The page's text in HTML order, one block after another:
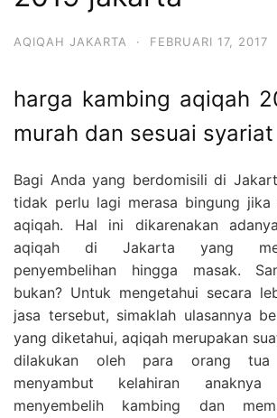
6713
AQIQAH JAKARTA · FEBRUARI 17, 2017
harga kambing aqiqah
murah dan sesuai syariat
Bagi Anda yang berdomisili di
tidak perlu lagi merasa bingung jika
aqiqah. Hal ini dikarenakan
aqiqah di Jakarta yang
penyembelihan hingga masak.
bukan? Untuk mengetahui secara
jasa tersebut, simaklah ulasannya
yang diketahui, aqiqah merupakan
dilakukan oleh para orang tua
menyambut kelahiran
menyembelih kambing dan